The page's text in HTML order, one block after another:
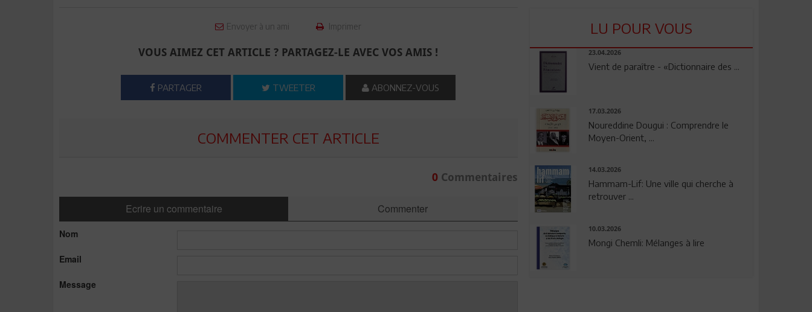
Envoyer à un ami Imprimer
VOUS AIMEZ CET ARTICLE ? PARTAGEZ-LE AVEC VOS AMIS !
PARTAGER TWEETER ABONNEZ-VOUS
COMMENTER CET ARTICLE
0Commentaires
Ecrire un commentaire Commenter
Nom
Email
Message
LU POUR VOUS
23.04.2026
Vient de paraître - «Dictionnaire des ...
17.03.2026
Noureddine Dougui : Comprendre le
Moyen-Orient, ...
14.03.2026
Hammam-Lif: Une ville qui cherche à
retrouver ...
10.03.2026
Mongi Chemli: Mélanges à lire